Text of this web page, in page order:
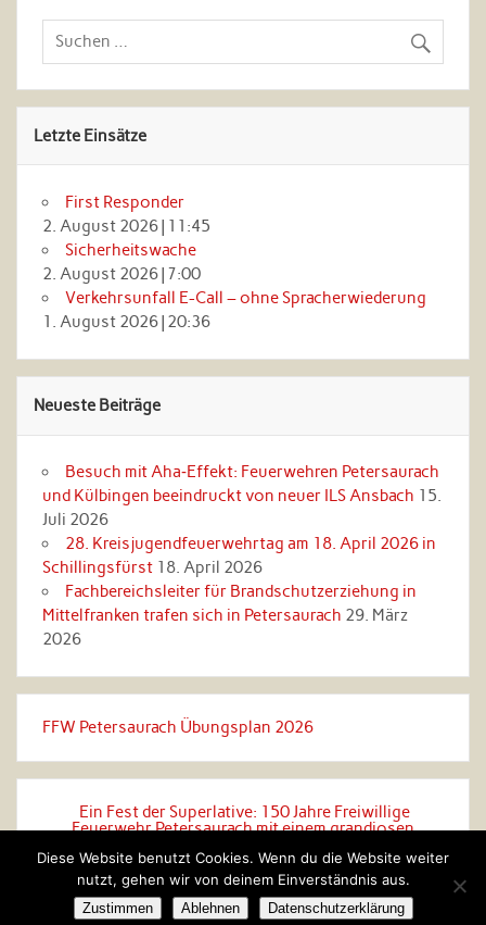
Letzte Einsätze
First Responder
2. August 2026| 11:45
Sicherheitswache
2. August 2026| 7:00
Verkehrsunfall E-Call – ohne Spracherwiederung
1. August 2026| 20:36
Neueste Beiträge
Besuch mit Aha‑Effekt: Feuerwehren Petersaurach
und Külbingen beeindruckt von neuer ILS Ansbach 15.
Juli 2026
28. Kreisjugendfeuerwehrtag am 18. April 2026 in
Schillingsfürst 18. April 2026
Fachbereichsleiter für Brandschutzerziehung in
Mittelfranken trafen sich in Petersaurach 29. März
2026
FFW Petersaurach Übungsplan 2026
Ein Fest der Superlative: 150 Jahre Freiwillige
Feuerwehr Petersaurach mit einem grandiosen
Erstellt mitWordPressundRubine.
Diese Website benutzt Cookies. Wenn du die Website weiter
nutzt, gehen wir von deinem Einverständnis aus.
Zustimmen Ablehnen Datenschutzerklärung